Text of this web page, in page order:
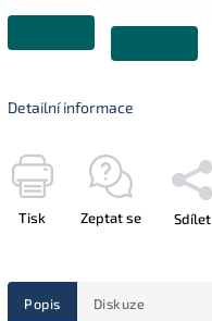
Detailní informace
Tisk Zeptat se Sdílet
Popis Diskuze